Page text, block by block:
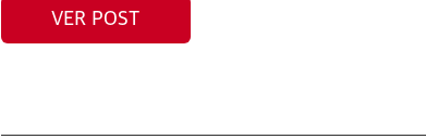
VER POST